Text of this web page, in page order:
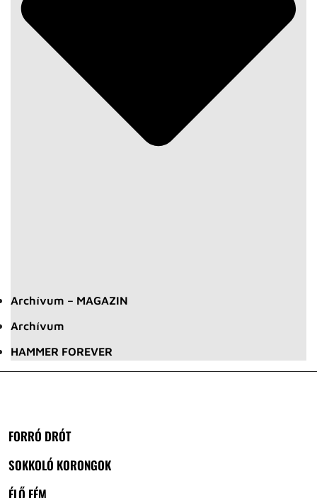
Archívum – MAGAZIN
Archívum
HAMMER FOREVER
FORRÓ DRÓT
SOKKOLÓ KORONGOK
ÉLŐ FÉM